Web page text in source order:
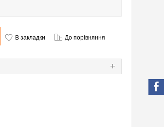
В закладки До порівняння